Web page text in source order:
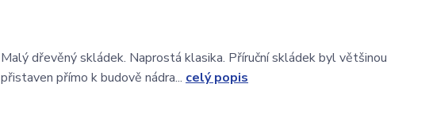
Malý dřevěný skládek. Naprostá klasika. Příruční skládek byl většinou
přistaven přímo k budově nádra... celý popis